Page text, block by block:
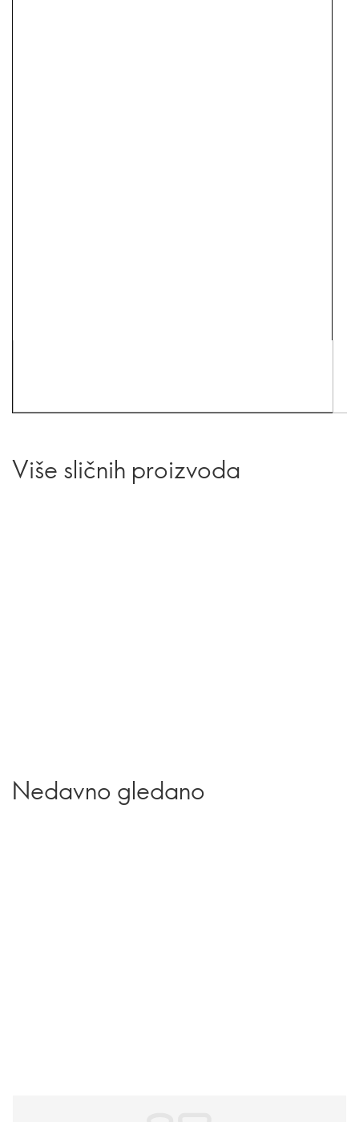
Više sličnih proizvoda
Nedavno gledano